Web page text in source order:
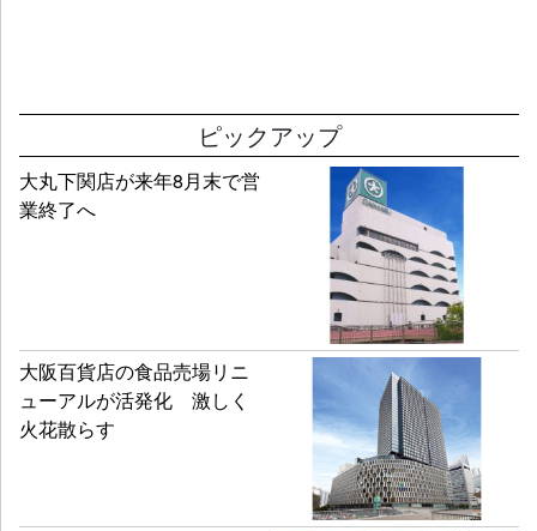
ピックアップ
大丸下関店が来年8月末で営
業終了へ
大阪百貨店の食品売場リニ
ューアルが活発化 激しく
火花散らす